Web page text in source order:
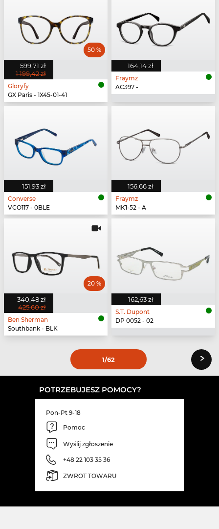
599,71 zł
1 199,42 zł
50 %
Gloryfy
GX Paris - 1X45-01-41
164,14 zł
Fraymz
AC397 -
151,93 zł
Converse
VCO117 - 0BLE
156,66 zł
Fraymz
MK1-52 - A
340,48 zł
425,60 zł
20 %
Ben Sherman
Southbank - BLK
162,63 zł
S.T. Dupont
DP 0052 - 02
1/62 ›
POTRZEBUJESZ POMOCY?
Pon-Pt 9-18
Pomoc
Wyślij zgłoszenie
+48 22 103 35 36
ZWROT TOWARU